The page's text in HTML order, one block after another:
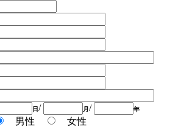
日/ 月 / 年
男性
女性